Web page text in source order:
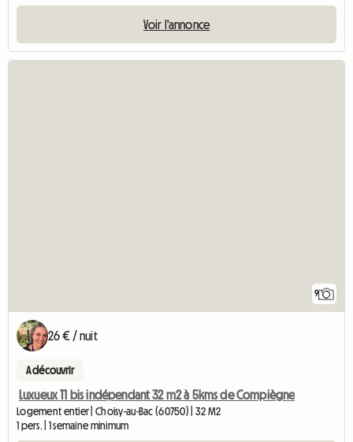
Voir l'annonce
9
26 € / nuit
A découvrir
Luxueux T1 bis indépendant 32 m2 à 5kms de Compiègne
Logement entier | Choisy-au-Bac (60750) | 32 M2
1 pers. | 1 semaine minimum